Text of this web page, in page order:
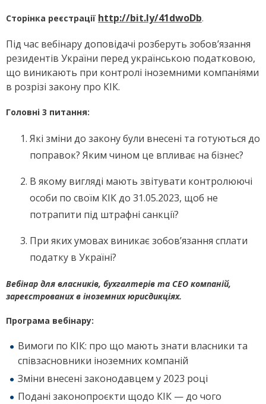
Сторінка реєстрації http://bit.ly/41dwoDb.
Під час вебінару доповідачі розберуть зобов’язання
резидентів України перед українською податковою,
що виникають при контролі іноземними компаніями
в розрізі закону про КІК.
Головні 3 питання:
Які зміни до закону були внесені та готуються до
поправок? Яким чином це впливає на бізнес?
В якому вигляді мають звітувати контролюючі
особи по своїм КІК до 31.05.2023, щоб не
потрапити під штрафні санкції?
При яких умовах виникає зобов’язання сплати
податку в Україні?
Вебінар для власників, бухгалтерів та CEO компаній,
зареєстрованих в іноземних юрисдикціях.
Програма вебінару:
Вимоги по КІК: про що мають знати власники та
співзасновники іноземних компаній
Зміни внесені законодавцем у 2023 році
Подані законопроєкти щодо КІК — до чого